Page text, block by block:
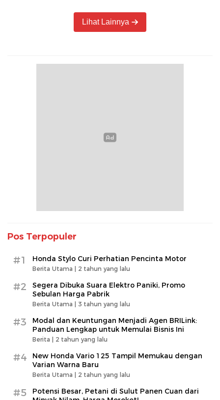
Lihat Lainnya
Pos Terpopuler
#1 Honda Stylo Curi Perhatian Pencinta Motor
Berita Utama | 2 tahun yang lalu
#2
Segera Dibuka Suara Elektro Paniki, Promo
Sebulan Harga Pabrik
Berita Utama | 3 tahun yang lalu
#3
Modal dan Keuntungan Menjadi Agen BRILink:
Panduan Lengkap untuk Memulai Bisnis Ini
Berita | 2 tahun yang lalu
#4
New Honda Vario 125 Tampil Memukau dengan
Varian Warna Baru
Berita Utama | 2 tahun yang lalu
#5
Potensi Besar, Petani di Sulut Panen Cuan dari